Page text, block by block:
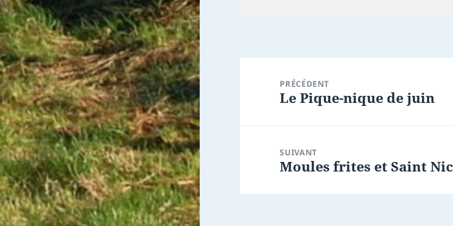
PRÉCÉDENT
Article
Le Pique-nique de juin
SUIVANT
Article
Moules frites et Saint